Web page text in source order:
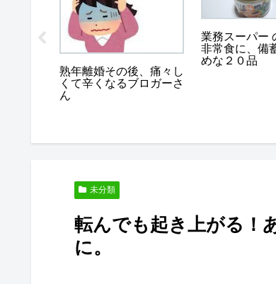
７年、
野佳代
熟年離婚その後、痛々し
くて辛くなるブロガーさ
ん
業務スーパー
非常食に、備
めな２０品
未分類
転んでも起き上がる！
に。